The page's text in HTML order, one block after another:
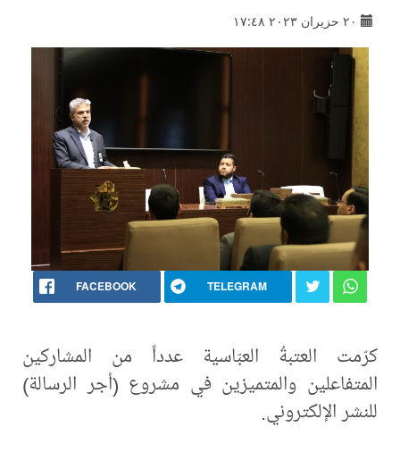
٢٠ حزيران ٢٠٢٣ ١٧:٤٨
FACEBOOK TELEGRAM
كرّمت العتبةُ العبّاسية عدداً من المشاركين
المتفاعلين والمتميزين في مشروع (أجر الرسالة)
للنشر الإلكتروني.